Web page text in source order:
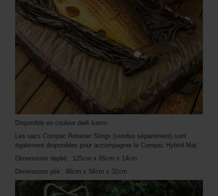
Disponible en couleur dark kamo.
Les sacs Compac Retainer Slings (vendus séparément) sont
également disponibles pour accompagner le Compac Hybrid Mat.
Dimensions deplié : 125cm x 85cm x 14cm.
Dimensions plié : 86cm x 56cm x 32cm